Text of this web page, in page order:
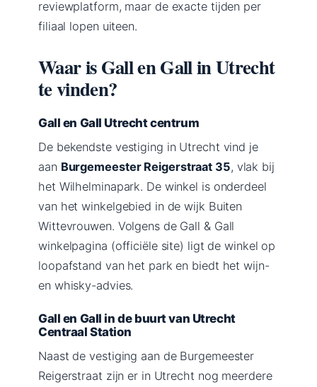
reviewplatform, maar de exacte tijden per
filiaal lopen uiteen.
Waar is Gall en Gall in Utrecht
te vinden?
Gall en Gall Utrecht centrum
De bekendste vestiging in Utrecht vind je
aan Burgemeester Reigerstraat 35, vlak bij
het Wilhelminapark. De winkel is onderdeel
van het winkelgebied in de wijk Buiten
Wittevrouwen. Volgens de Gall & Gall
winkelpagina (officiële site) ligt de winkel op
loopafstand van het park en biedt het wijn-
en whisky-advies.
Gall en Gall in de buurt van Utrecht
Centraal Station
Naast de vestiging aan de Burgemeester
Reigerstraat zijn er in Utrecht nog meerdere